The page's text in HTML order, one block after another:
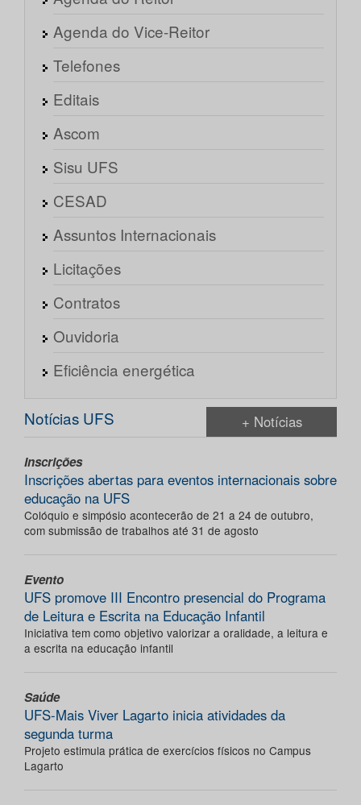
Agenda do Vice-Reitor
Telefones
Editais
Ascom
Sisu UFS
CESAD
Assuntos Internacionais
Licitações
Contratos
Ouvidoria
Eficiência energética
Notícias UFS + Notícias
Inscrições
Inscrições abertas para eventos internacionais sobre
educação na UFS
Colóquio e simpósio acontecerão de 21 a 24 de outubro,
com submissão de trabalhos até 31 de agosto
Evento
UFS promove III Encontro presencial do Programa
de Leitura e Escrita na Educação Infantil
Iniciativa tem como objetivo valorizar a oralidade, a leitura e
a escrita na educação infantil
Saúde
UFS-Mais Viver Lagarto inicia atividades da
segunda turma
Projeto estimula prática de exercícios físicos no Campus
Lagarto